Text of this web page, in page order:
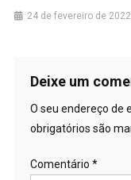
24 de fevereiro de 2022
Deixe um
O seu endereço de
obrigatórios são
Comentário *